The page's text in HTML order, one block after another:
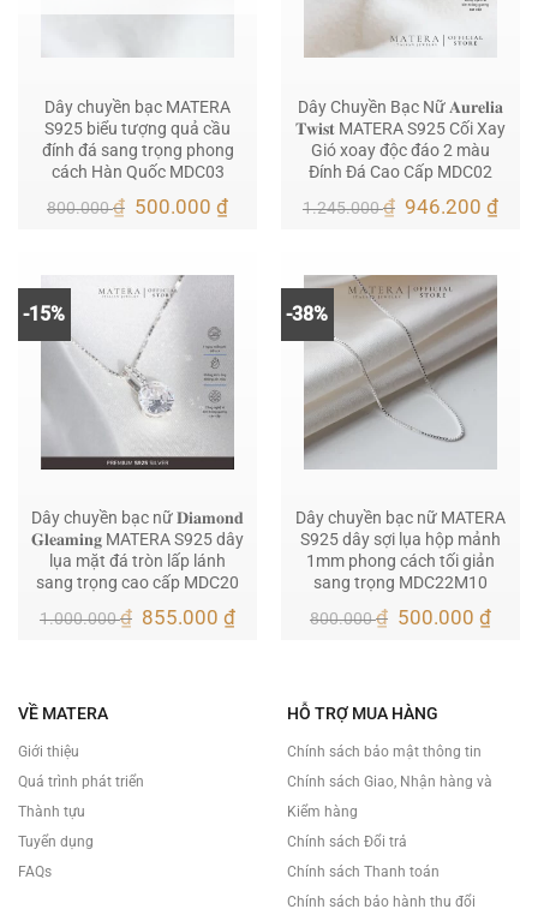
Dây chuyền bạc MATERA
S925 biểu tượng quả cầu
đính đá sang trọng phong
cách Hàn Quốc MDC03
800.000₫ Giá
500.000₫Giá
500.000 ₫.
Dây Chuyền Bạc Nữ 𝐀𝐮𝐫𝐞𝐥𝐢𝐚
𝐓𝐰𝐢𝐬𝐭 MATERA S925 Cối Xay
Gió xoay độc đáo 2 màu
Đính Đá Cao Cấp MDC02
1.245.000₫ Giá
946.200₫Giá
-15%
Dây chuyền bạc nữ 𝐃𝐢𝐚𝐦𝐨𝐧𝐝
𝐆𝐥𝐞𝐚𝐦𝐢𝐧𝐠 MATERA S925 dây
lụa mặt đá tròn lấp lánh
sang trọng cao cấp MDC20
1.000.000₫ Giá
855.000₫Giá
855.000 ₫.
-38%
Dây chuyền bạc nữ MATERA
S925 dây sợi lụa hộp mảnh
1mm phong cách tối giản
sang trọng MDC22M10
800.000₫ Giá
500.000₫Giá
VỀ MATERA
Giới thiệu
Quá trình phát triển
Thành tựu
Tuyển dụng
FAQs
HỖ TRỢ MUA HÀNG
Chính sách bảo mật thông tin
Chính sách Giao, Nhận hàng và
Kiểm hàng
Chính sách Đổi trả
Chính sách Thanh toán
Chính sách bảo hành thu đổi